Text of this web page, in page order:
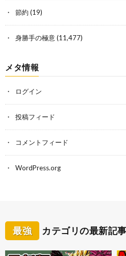
節約 (19)
身勝手の極意(11,477)
メタ情報
ログイン
投稿フィード
コメントフィード
WordPress.org
最強 カテゴリの最新記事